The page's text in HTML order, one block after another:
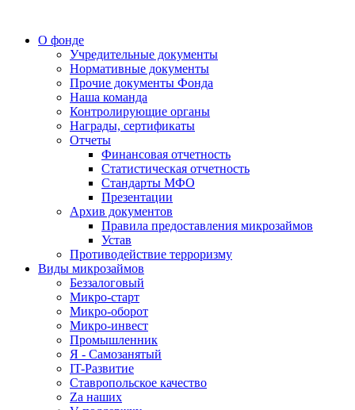
О фонде
Учредительные документы
Нормативные документы
Прочие документы Фонда
Наша команда
Контролирующие органы
Награды, сертификаты
Отчеты
Финансовая отчетность
Статистическая отчетность
Стандарты МФО
Презентации
Архив документов
Правила предоставления микрозаймов
Устав
Противодействие терроризму
Виды микрозаймов
Беззалоговый
Микро-старт
Микро-оборот
Микро-инвест
Промышленник
Я - Самозанятый
IT-Развитие
Ставропольское качество
Za наших